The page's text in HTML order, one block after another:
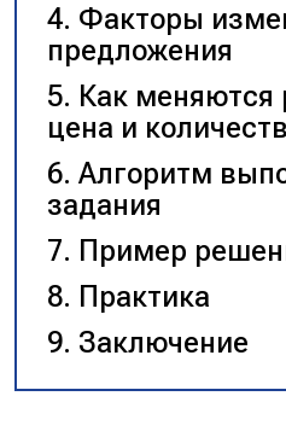
Факторы
предложения
Как меняются
цена и
Алгоритм
задания
Пример
Практика
Заключение